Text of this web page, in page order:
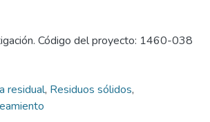
Código del proyecto: 1460-038
residual, Residuos sólidos,